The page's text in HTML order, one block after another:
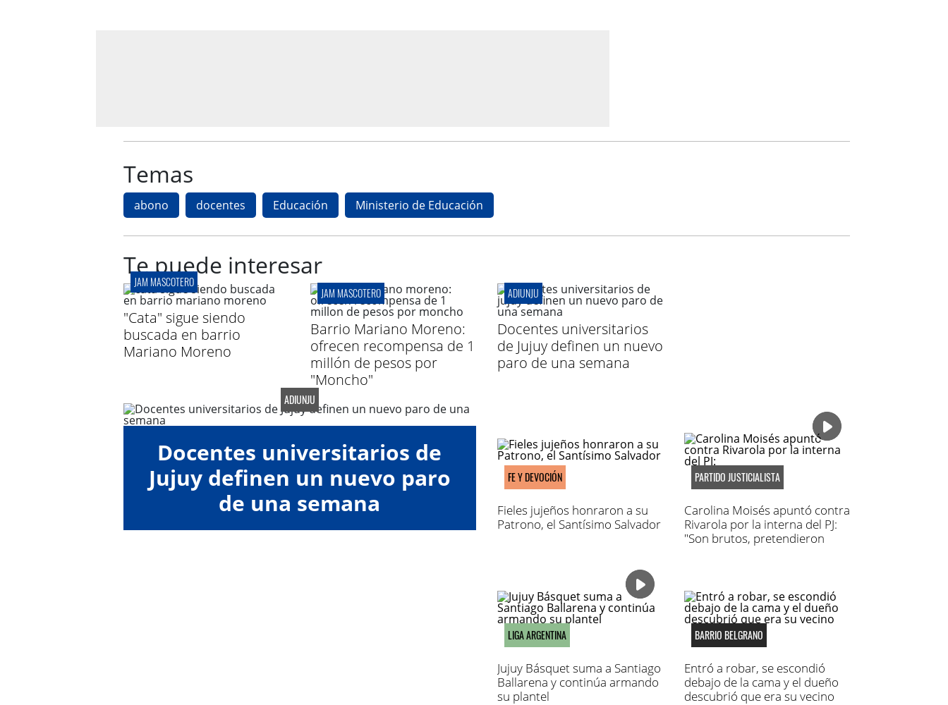
Temas
abono docentes Educación Ministerio de Educación
Te puede interesar
JAM MASCOTERO
"Cata" sigue siendo
buscada en barrio
Mariano Moreno
JAM MASCOTERO
Barrio Mariano Moreno:
ofrecen recompensa de 1
millón de pesos por
"Moncho"
ADIUNJU
Docentes universitarios
de Jujuy definen un nuevo
paro de una semana
ADIUNJU
Docentes universitarios de
Jujuy definen un nuevo paro
de una semana
FE Y DEVOCIÓN
Fieles jujeños honraron a su
Patrono, el Santísimo Salvador
PARTIDO JUSTICIALISTA
Carolina Moisés apuntó contra
Rivarola por la interna del PJ:
"Son brutos, pretendieron
LIGA ARGENTINA
Jujuy Básquet suma a Santiago
Ballarena y continúa armando
su plantel
BARRIO BELGRANO
Entró a robar, se escondió
debajo de la cama y el dueño
descubrió que era su vecino